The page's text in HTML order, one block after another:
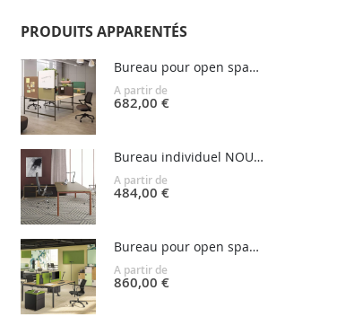
PRODUITS APPARENTÉS
Bureau pour open space WIG WAM
A partir de
682,00 €
Bureau individuel NOUVELLE VAGUE
A partir de
484,00 €
Bureau pour open space NOUVELLE VAGUE
A partir de
860,00 €